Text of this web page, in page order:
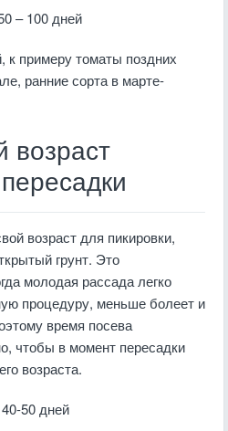
– 100 дней
к примеру томаты поздних
ранние сорта в марте-
возраст
возраст для пикировки,
грунт. Это
молодая рассада легко
процедуру, меньше болеет и
время посева
чтобы в момент пересадки
возраста.
50 дней